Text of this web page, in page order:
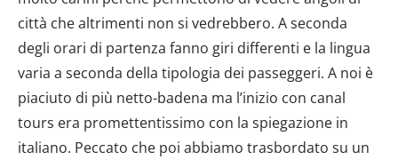
città che altrimenti non si vedrebbero. A seconda
degli orari di partenza fanno giri differenti e la lingua
varia a seconda della tipologia dei passeggeri. A noi è
piaciuto di più netto-badena ma l’inizio con canal
tours era promettentissimo con la spiegazione in
italiano. Peccato che poi abbiamo trasbordato su un